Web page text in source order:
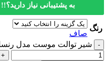
به پشتیبانی نیاز
رنگ
صاف
شیر توالت موست مدل